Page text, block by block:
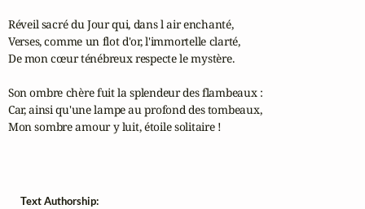
Réveil sacré du Jour qui, dans l air enchanté,
Verses, comme un flot d'or, l'immortelle clarté,
De mon cœur ténébreux respecte le mystère.
Son ombre chère fuit la splendeur des flambeaux :
Car, ainsi qu'une lampe au profond des tombeaux,
Mon sombre amour y luit, étoile solitaire !
Text Authorship: